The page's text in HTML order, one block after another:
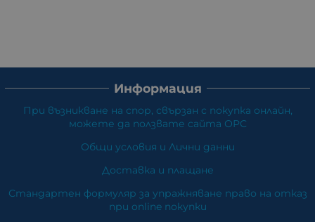
Информация
При възникване на спор, свързан с покупка онлайн,
можете да ползвате сайта ОРС
Общи условия и Лични данни
Доставка и плащане
Стандартен формуляр за упражняване право на отказ
при online покупки